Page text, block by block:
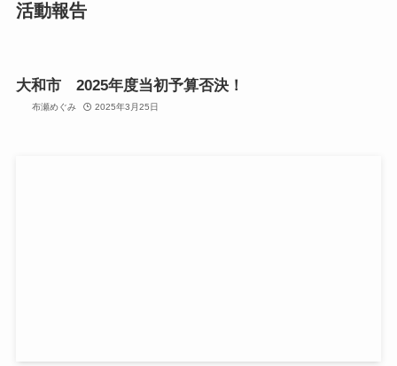
活動報告
大和市 2025年度当初予算否決！
布瀬めぐみ 2025年3月25日